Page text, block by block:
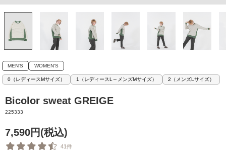
MEN'S WOMEN'S
0（レディースMサイズ） 1（レディースL～メンズMサイズ） 2（メンズLサイズ）
Bicolor sweat GREIGE
225333
7,590円(税込)
41件